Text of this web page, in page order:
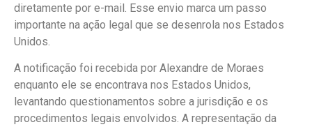
diretamente por e-mail. Esse envio marca um passo
importante na ação legal que se desenrola nos Estados
Unidos.
A notificação foi recebida por Alexandre de Moraes
enquanto ele se encontrava nos Estados Unidos,
levantando questionamentos sobre a jurisdição e os
procedimentos legais envolvidos. A representação da